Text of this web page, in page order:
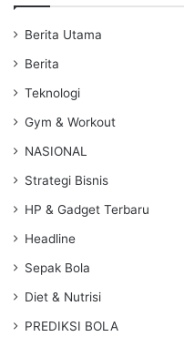
Berita Utama
Berita
Teknologi
Gym & Workout
NASIONAL
Strategi Bisnis
HP & Gadget Terbaru
Headline
Sepak Bola
Diet & Nutrisi
PREDIKSI BOLA